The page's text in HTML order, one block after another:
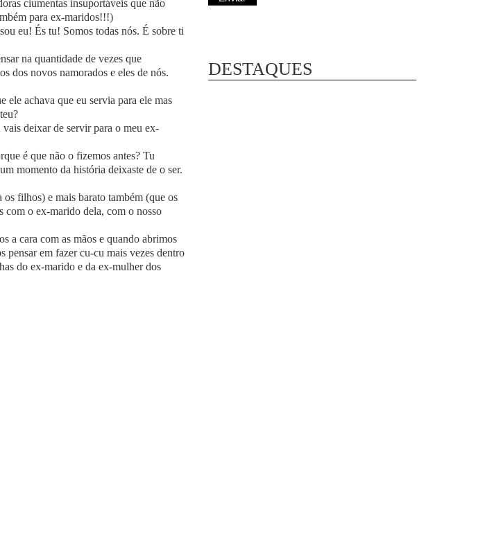
ciumentas insuportáveis que não
para ex-maridos!!!)
eu! És tu! Somos todas nós. É sobre ti
na quantidade de vezes que
dos novos namorados e eles de nós.
ele achava que eu servia para ele mas
deixar de servir para o meu ex-
é que não o fizemos antes? Tu
momento da história deixaste de o ser.
filhos) e mais barato também (que os
com o ex-marido dela, com o nosso
a cara com as mãos e quando abrimos
pensar em fazer cu-cu mais vezes dentro
do ex-marido e da ex-mulher dos
DESTAQUES